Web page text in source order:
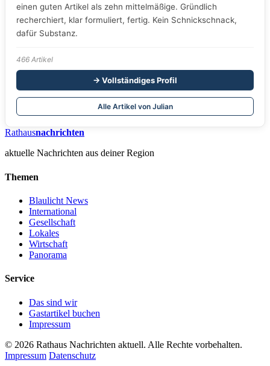
einen guten Artikel als zehn mittelmäßige. Gründlich
recherchiert, klar formuliert, fertig. Kein Schnickschnack,
dafür Substanz.
466 Artikel
→ Vollständiges Profil
Alle Artikel von Julian
Rathausnachrichten
aktuelle Nachrichten aus deiner Region
Themen
Blaulicht News
International
Gesellschaft
Lokales
Wirtschaft
Panorama
Service
Das sind wir
Gastartikel buchen
Impressum
© 2026 Rathaus Nachrichten aktuell. Alle Rechte vorbehalten.
Impressum Datenschutz